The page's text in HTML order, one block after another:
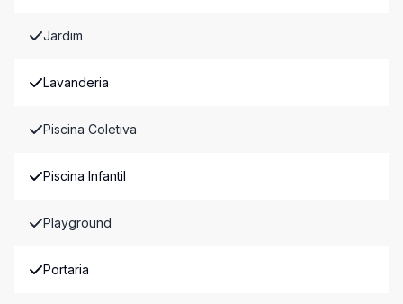
Jardim
Lavanderia
Piscina Coletiva
Piscina Infantil
Playground
Portaria